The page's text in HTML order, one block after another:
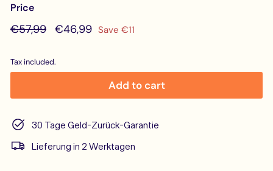
Price
Regular
€57,99€57,99
Sale
€46,99 €46,99
Save €11
Tax included.
Add to cart
30 Tage Geld-Zurück-Garantie
Lieferung in 2 Werktagen